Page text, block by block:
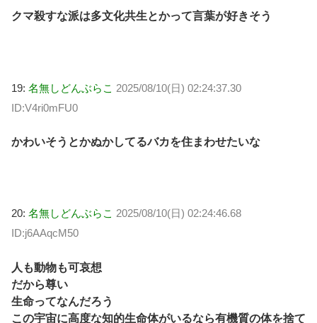
クマ殺すな派は多文化共生とかって言葉が好きそう
19: 名無しどんぶらこ 2025/08/10(日) 02:24:37.30
ID:V4ri0mFU0
かわいそうとかぬかしてるバカを住まわせたいな
20: 名無しどんぶらこ 2025/08/10(日) 02:24:46.68
ID:j6AAqcM50
人も動物も可哀想
だから尊い
生命ってなんだろう
この宇宙に高度な知的生命体がいるなら有機質の体を捨て